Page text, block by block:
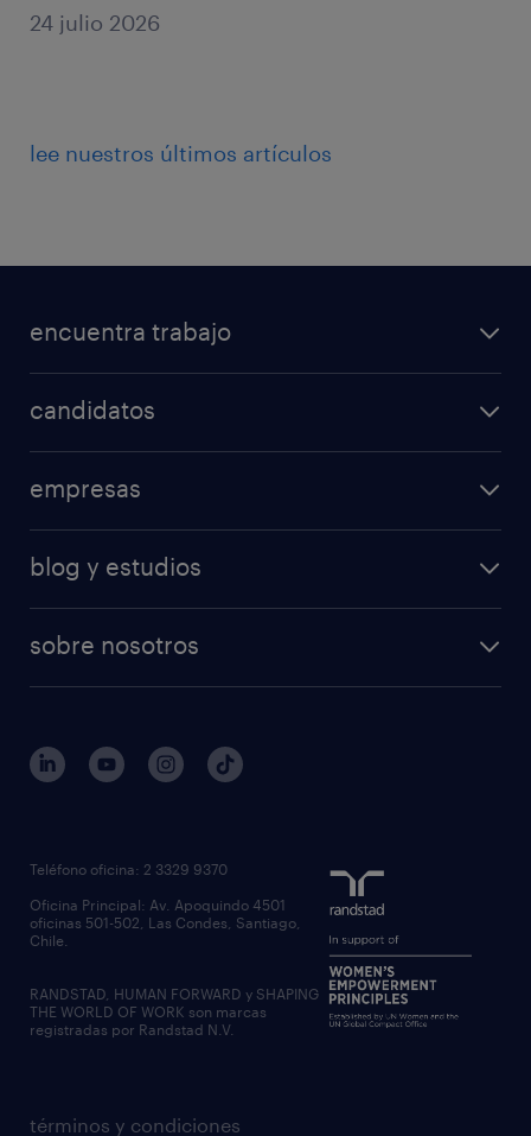
24 julio 2026
lee nuestros últimos artículos
encuentra trabajo
candidatos
empresas
blog y estudios
sobre nosotros
términos y condiciones
Teléfono oficina: 2 3329 9370
Oficina Principal: Av. Apoquindo 4501
oficinas 501-502, Las Condes, Santiago,
Chile.
RANDSTAD, HUMAN FORWARD y SHAPING
THE WORLD OF WORK son marcas
registradas por Randstad N.V.